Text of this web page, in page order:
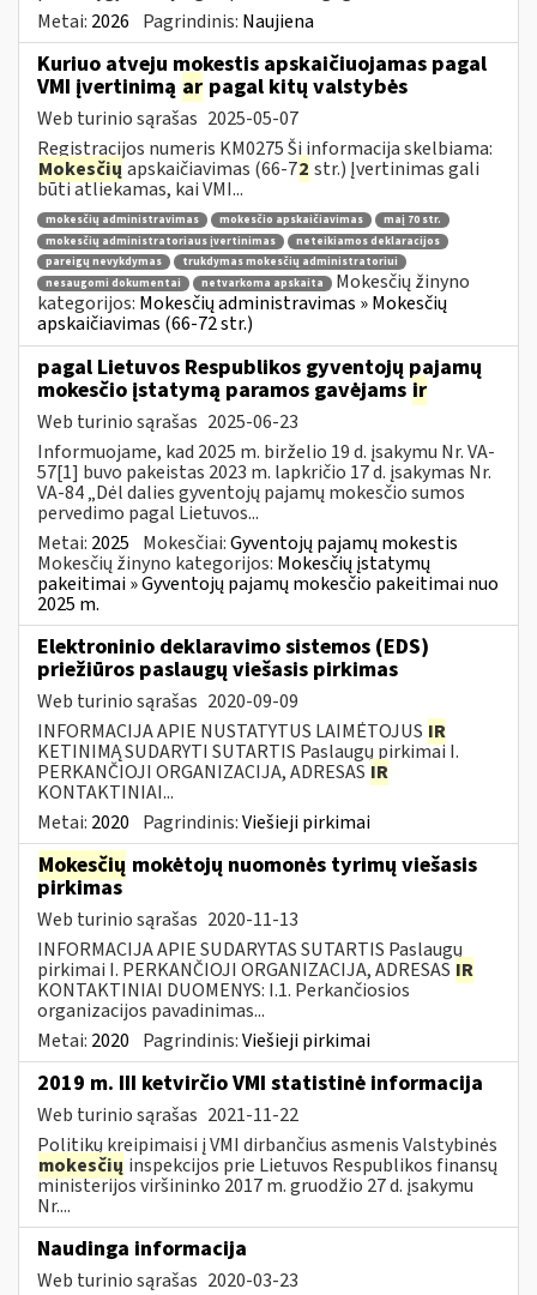
Metai: 2026 Pagrindinis: Naujiena
Kuriuo atveju mokestis apskaičiuojamas pagal
VMI įvertinimą ar pagal kitų valstybės
Web turinio sąrašas 2025-05-07
Registracijos numeris KM0275 Ši informacija skelbiama:
Mokesčių apskaičiavimas (66-72 str.) Įvertinimas gali
būti atliekamas, kai VMI...
mokesčių administravimas mokesčio apskaičiavimas
maį 70 str.
mokesčių administratoriaus įvertinimas
neteikiamos deklaracijos
pareigų nevykdymas
trukdymas mokesčių administratoriui
nesaugomi dokumentai
netvarkoma apskaita
Mokesčių žinyno
kategorijos: Mokesčių administravimas » Mokesčių
apskaičiavimas (66-72 str.)
pagal Lietuvos Respublikos gyventojų pajamų
mokesčio įstatymą paramos gavėjams ir
Web turinio sąrašas 2025-06-23
Informuojame, kad 2025 m. birželio 19 d. įsakymu Nr. VA-
57[1] buvo pakeistas 2023 m. lapkričio 17 d. įsakymas Nr.
VA-84 „Dėl dalies gyventojų pajamų mokesčio sumos
pervedimo pagal Lietuvos...
Metai: 2025 Mokesčiai:Gyventojų pajamų mokestis
Mokesčių žinyno kategorijos: Mokesčių įstatymų
pakeitimai » Gyventojų pajamų mokesčio pakeitimai nuo
2025 m.
Elektroninio deklaravimo sistemos (EDS)
priežiūros paslaugų viešasis pirkimas
Web turinio sąrašas 2020-09-09
INFORMACIJA APIE NUSTATYTUS LAIMĖTOJUS IR
KETINIMĄ SUDARYTI SUTARTIS Paslaugų pirkimai I.
PERKANČIOJI ORGANIZACIJA, ADRESAS IR
KONTAKTINIAI...
Metai: 2020 Pagrindinis:Viešieji pirkimai
Mokesčių mokėtojų nuomonės tyrimų viešasis
pirkimas
Web turinio sąrašas 2020-11-13
INFORMACIJA APIE SUDARYTAS SUTARTIS Paslaugų
pirkimai I. PERKANČIOJI ORGANIZACIJA, ADRESAS IR
KONTAKTINIAI DUOMENYS: I.1. Perkančiosios
organizacijos pavadinimas...
Metai: 2020 Pagrindinis:Viešieji pirkimai
2019 m. III ketvirčio VMI statistinė informacija
Web turinio sąrašas 2021-11-22
Politikų kreipimaisi į VMI dirbančius asmenis Valstybinės
mokesčių inspekcijos prie Lietuvos Respublikos finansų
ministerijos viršininko 2017 m. gruodžio 27 d. įsakymu
Nr....
Naudinga informacija
Web turinio sąrašas 2020-03-23